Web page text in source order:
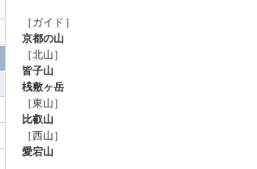
［ガイド］
京都の山
［北山］
皆子山
桟敷ヶ岳
［東山］
比叡山
［西山］
愛宕山